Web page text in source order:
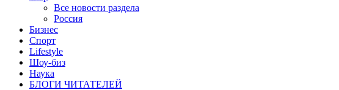
Все новости раздела
Россия
Бизнес
Спорт
Lifestyle
Шоу-биз
Наука
БЛОГИ ЧИТАТЕЛЕЙ